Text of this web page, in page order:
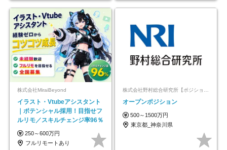
株式会社MiraiBeyond
イラスト・Vtubeアシスタント
｜ポテンシャル採用！目指せフ
ルリモ／スキルチェンジ率96％
250～600万円
フルリモートあり
株式会社野村総合研究所【ポジションマッチ登録】
オープンポジション
500～1500万円
東京都_神奈川県